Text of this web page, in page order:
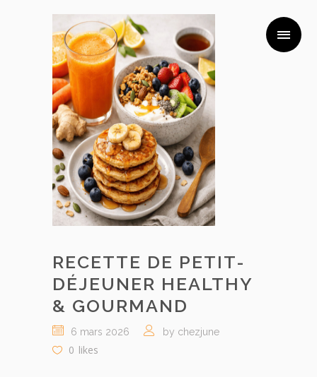
RECETTE DE PETIT-
DÉJEUNER HEALTHY
& GOURMAND
6 mars 2026 by chezjune
0 likes